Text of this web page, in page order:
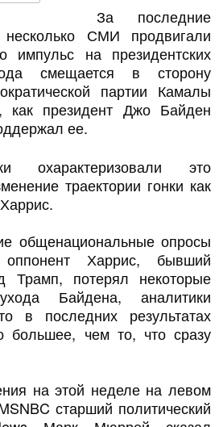
За последние
несколько СМИ продвигали
на президентских
смещается в сторону
партии Камалы
президент Джо Байден
ее.
охарактеризовали это
траектории гонки как
общенациональные опросы
Харрис, бывший
Трамп, потерял некоторые
Байдена, аналитики
в последних результатах
большее, чем то, что сразу
на этой неделе на левом
старший политический